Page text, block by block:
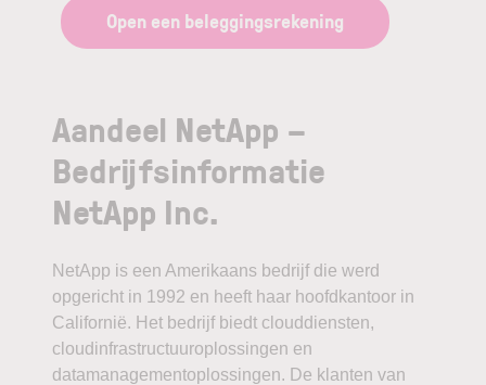
Open een beleggingsrekening
Aandeel NetApp –
Bedrijfsinformatie
NetApp Inc.
NetApp is een Amerikaans bedrijf die werd
opgericht in 1992 en heeft haar hoofdkantoor in
Californië. Het bedrijf biedt clouddiensten,
cloudinfrastructuuroplossingen en
datamanagementoplossingen. De klanten van